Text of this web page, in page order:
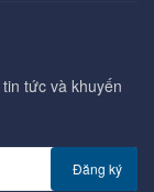
tức và khuyến
Đăng ký